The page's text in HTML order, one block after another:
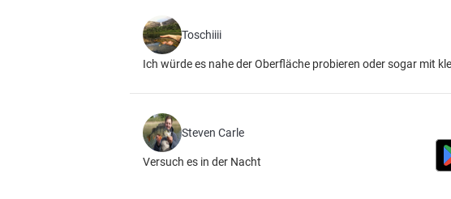
Toschiiii
Ich würde es nahe der Oberfläche probieren oder sogar mit
Steven Carle
Versuch es in der Nacht